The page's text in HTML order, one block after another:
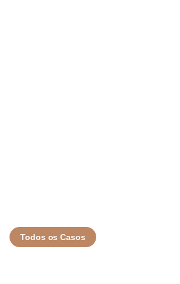
Todos os Casos